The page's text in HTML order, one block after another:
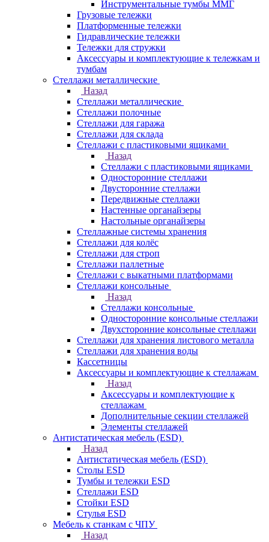
Инструментальные тумбы ММГ
Грузовые тележки
Платформенные тележки
Гидравлические тележки
Тележки для стружки
Аксесcуары и комплектующие к тележкам и
тумбам
Стеллажи металлические
Назад
Стеллажи металлические
Стеллажи полочные
Стеллажи для гаража
Стеллажи для склада
Стеллажи с пластиковыми ящиками
Назад
Стеллажи с пластиковыми ящиками
Односторонние стеллажи
Двусторонние стеллажи
Передвижные стеллажи
Настенные органайзеры
Настольные органайзеры
Стеллажные системы хранения
Стеллажи для колёс
Стеллажи для строп
Стеллажи паллетные
Стеллажи с выкатными платформами
Стеллажи консольные
Назад
Стеллажи консольные
Односторонние консольные стеллажи
Двухсторонние консольные стеллажи
Стеллажи для хранения листового металла
Стеллажи для хранения воды
Кассетницы
Аксесcуары и комплектующие к стеллажам
Назад
Аксесcуары и комплектующие к
стеллажам
Дополнительные секции стеллажей
Элементы стеллажей
Антистатическая мебель (ESD)
Назад
Антистатическая мебель (ESD)
Столы ESD
Тумбы и тележки ESD
Стеллажи ESD
Стойки ESD
Стулья ESD
Мебель к станкам с ЧПУ
Назад